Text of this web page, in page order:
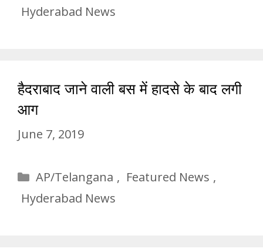
Hyderabad News
हैदराबाद जाने वाली बस में हादसे के बाद लगी
आग
June 7, 2019
Categories
AP/Telangana , Featured News ,
Hyderabad News